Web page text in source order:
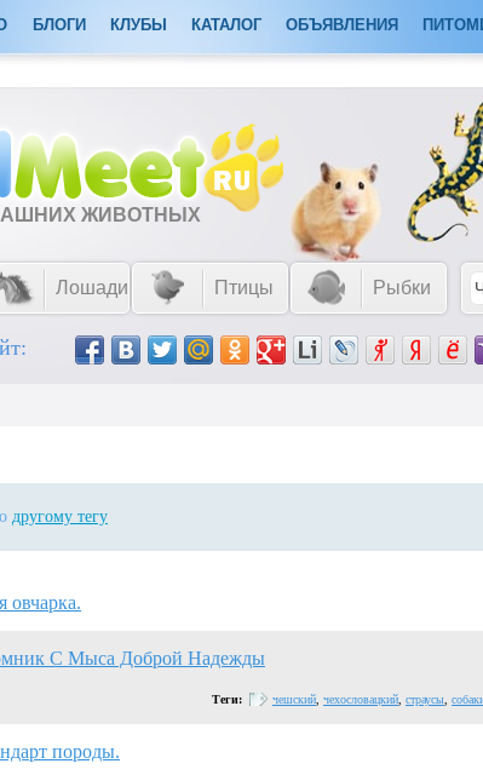
БЛОГИ КЛУБЫ КАТАЛОГ ОБЪЯВЛЕНИЯ
ЖИВОТНЫХ
Лошади Птицы Рыбки
другому тегу
овчарка.
С Мыса Доброй Надежды
Теги: чешский чехословацкий страусы
породы.